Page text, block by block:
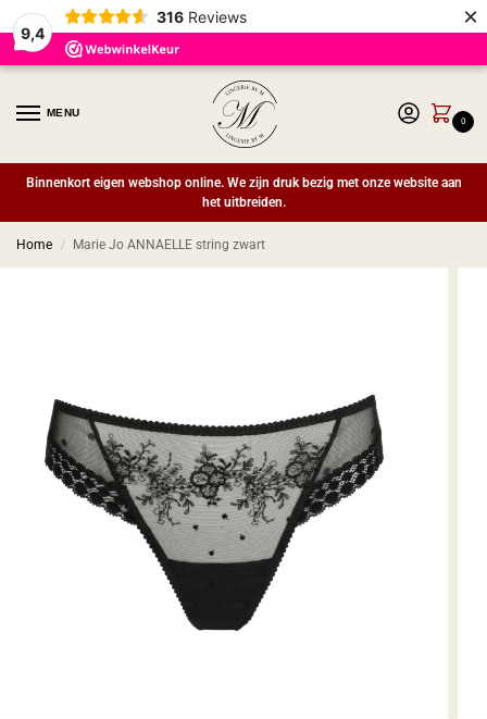
9,4
316 Reviews ×
MENU
0
Binnenkort eigen webshop online. We zijn druk bezig met onze website aan
het uitbreiden.
Home / Marie Jo ANNAELLE string zwart